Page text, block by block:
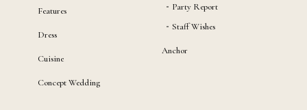
Features
Dress
Cuisine
Concept Wedding
Party Report
Staff Wishes
Anchor